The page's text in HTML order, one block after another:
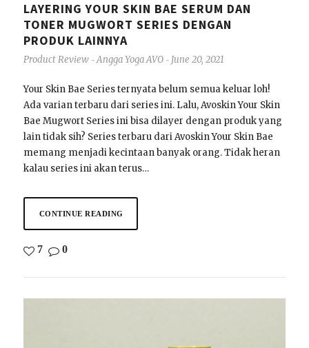
LAYERING YOUR SKIN BAE SERUM DAN
TONER MUGWORT SERIES DENGAN
PRODUK LAINNYA
Product Review - Angga Yoga AVO - June 20, 2021
Your Skin Bae Series ternyata belum semua keluar loh!
Ada varian terbaru dari series ini. Lalu, Avoskin Your Skin
Bae Mugwort Series ini bisa dilayer dengan produk yang
lain tidak sih? Series terbaru dari Avoskin Your Skin Bae
memang menjadi kecintaan banyak orang. Tidak heran
kalau series ini akan terus…
CONTINUE READING
7 0